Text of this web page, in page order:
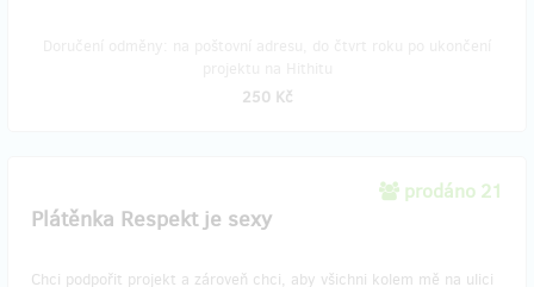
250 Kč
prodáno 21
Plátěnka Respekt je sexy
Chci podpořit projekt a zároveň chci, aby všichni kolem mě na ulici